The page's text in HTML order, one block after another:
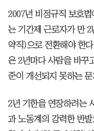
2007년 비정규직 보호
는 기간제 근로자가 만 2
약직)으로 전환해야 한
은 2년마다 사람을 바꾸
준이 개선되지 못하는 문
2년 기한을 연장하려는
과 노동계의 강력한 반